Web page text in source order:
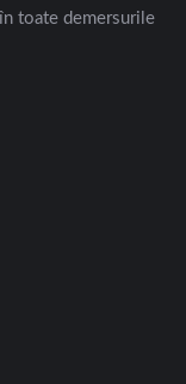
toate demersurile